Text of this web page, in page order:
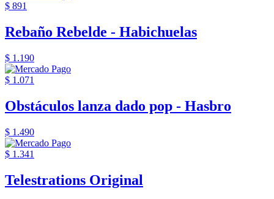
$ 891
Rebaño Rebelde - Habichuelas
$ 1.190
$ 1.071
Obstáculos lanza dado pop - Hasbro
$ 1.490
$ 1.341
Telestrations Original